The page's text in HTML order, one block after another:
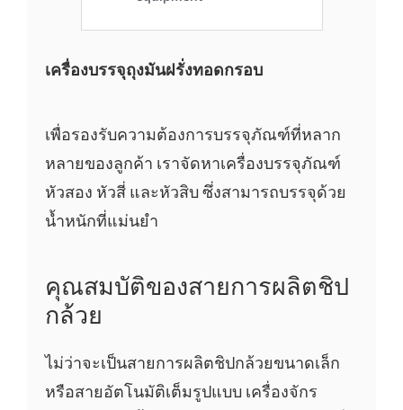
เครื่องบรรจุถุงมันฝรั่งทอดกรอบ
เพื่อรองรับความต้องการบรรจุภัณฑ์ที่หลาก
หลายของลูกค้า เราจัดหาเครื่องบรรจุภัณฑ์
หัวสอง หัวสี่ และหัวสิบ ซึ่งสามารถบรรจุด้วย
น้ำหนักที่แม่นยำ
คุณสมบัติของสายการผลิตชิป
กล้วย
ไม่ว่าจะเป็นสายการผลิตชิปกล้วยขนาดเล็ก
หรือสายอัตโนมัติเต็มรูปแบบ เครื่องจักร